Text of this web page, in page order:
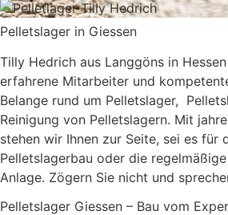
Pelletslager in Giessen
Tilly Hedrich aus Langgöns in
erfahrene Mitarbeiter und
Belange rund um Pelletslager,
Reinigung von Pelletslagern. Mit
stehen wir Ihnen zur Seite, sei es für
Pelletslagerbau oder die
Anlage. Zögern Sie nicht und
Pelletslager Giessen – Bau vom